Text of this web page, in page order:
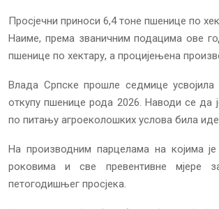
Просјечни приноси 6,4 тоне пшенице по
Наиме, према званичним подацима ове
пшенице по хектару, а процијењена
Влада Српске прошле седмице
откупу пшенице рода 2026. Наводи се да
по питању агроеколошких услова била
На производним парцелама на којима
роковима и све превентивне мјере
петогодишњег просјека.